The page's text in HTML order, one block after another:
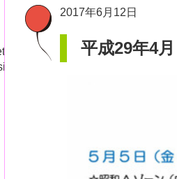
public_html/shop/wp-
2017年6月12日
平成29年4月